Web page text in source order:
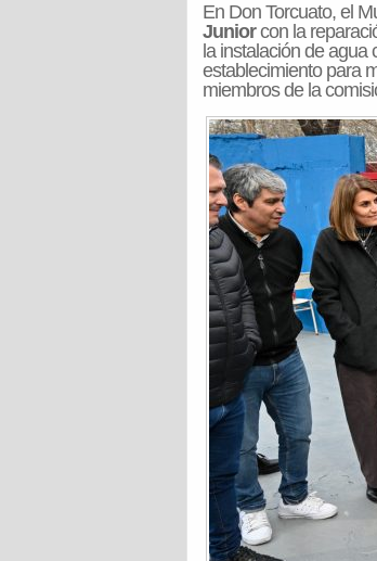
En Don Torcuato, el
Juniorcon la
la instalación de agua
establecimiento para
miembros de la